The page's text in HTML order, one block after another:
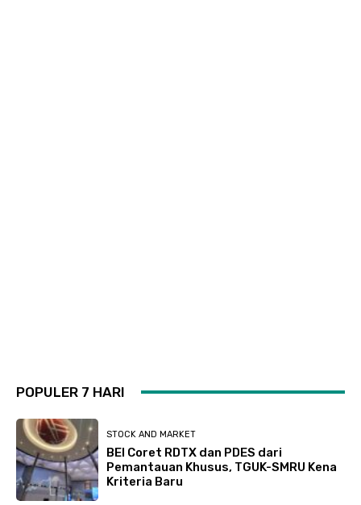
POPULER 7 HARI
STOCK AND MARKET
BEI Coret RDTX dan PDES dari
Pemantauan Khusus, TGUK-SMRU Kena
Kriteria Baru